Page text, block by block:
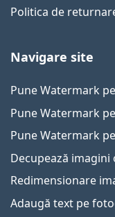
Politica de
Navigare site
Pune Watermark
Pune Watermark
Pune Watermark
Decupează imagini
Redimensionare
Adaugă text pe